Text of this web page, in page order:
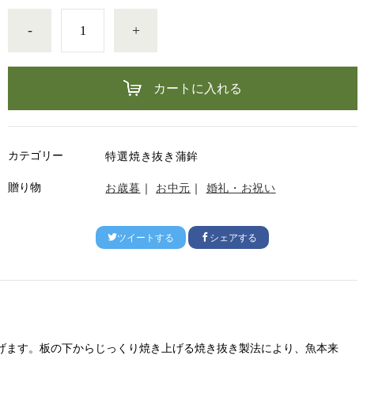
- +
カートに入れる
カテゴリー 特選焼き抜き蒲鉾
贈り物 お歳暮 お中元 婚礼・お祝い
ツイートする シェアする
す。板の下からじっくり焼き上げる焼き抜き製法により、魚本来